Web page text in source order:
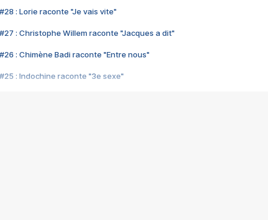
#28 : Lorie raconte "Je vais vite"
#27 : Christophe Willem raconte "Jacques a dit"
#26 : Chimène Badi raconte "Entre nous"
#25 : Indochine raconte "3e sexe"